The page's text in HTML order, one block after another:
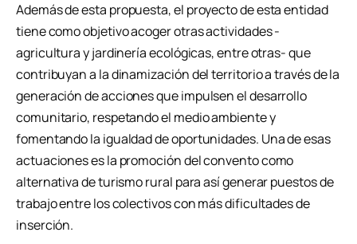
Además de esta propuesta, el proyecto de esta entidad
tiene como objetivo acoger otras actividades -
agricultura y jardinería ecológicas, entre otras- que
contribuyan a la dinamización del territorio a través de la
generación de acciones que impulsen el desarrollo
comunitario, respetando el medio ambiente y
fomentando la igualdad de oportunidades. Una de esas
actuaciones es la promoción del convento como
alternativa de turismo rural para así generar puestos de
trabajo entre los colectivos con más dificultades de
inserción.